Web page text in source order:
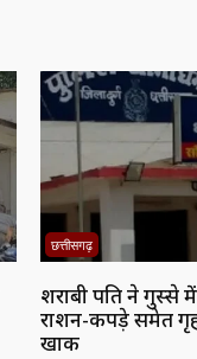
छत्तीसगढ़
शराबी पति ने गुस्से
राशन-कपड़े समेत
खाक